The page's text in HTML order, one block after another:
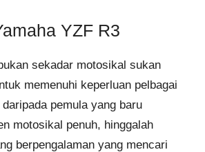
YZF R3
sekadar motosikal sukan
memenuhi keperluan pelbagai
pemula yang baru
motosikal penuh, hinggalah
berpengalaman yang mencari